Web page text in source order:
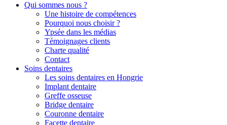
Qui sommes nous ?
Une histoire de compétences
Pourquoi nous choisir ?
Ypsée dans les médias
Témoignages clients
Charte qualité
Contact
Soins dentaires
Les soins dentaires en Hongrie
Implant dentaire
Greffe osseuse
Bridge dentaire
Couronne dentaire
Facette dentaire